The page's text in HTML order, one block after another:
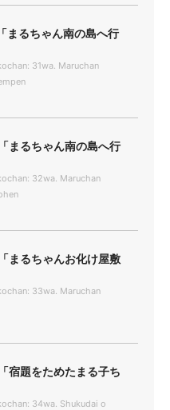
るちゃん南の島へ行
31wa. Maruchan
るちゃん南の島へ行
32wa. Maruchan
るちゃんお化け屋敷
33wa. Maruchan
題をためたまる子ち
34wa. Shukudai o